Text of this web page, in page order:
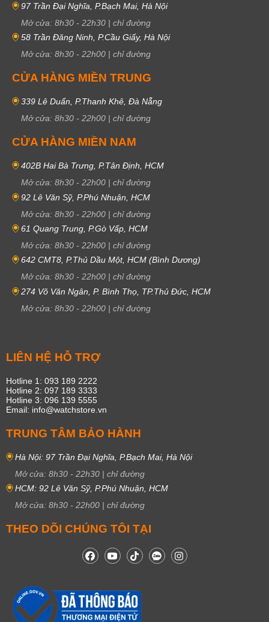
97 Trần Đại Nghĩa, P.Bạch Mai, Hà Nội
Mở cửa: 8h30 - 22h30 | chỉ đường
58 Trần Đăng Ninh, P.Cầu Giấy, Hà Nội
Mở cửa: 8h30 - 22h00 | chỉ đường
CỬA HÀNG MIỀN TRUNG
339 Lê Duẩn, P.Thanh Khê, Đà Nẵng
Mở cửa: 8h30 - 22h00 | chỉ đường
CỬA HÀNG MIỀN NAM
402B Hai Bà Trưng, P.Tân Định, HCM
Mở cửa: 8h30 - 22h00 | chỉ đường
92 Lê Văn Sỹ, P.Phú Nhuận, HCM
Mở cửa: 8h30 - 22h00 | chỉ đường
61 Quang Trung, P.Gò Vấp, HCM
Mở cửa: 8h30 - 22h00 | chỉ đường
642 CMT8, P.Thủ Dầu Một, HCM (Bình Dương)
Mở cửa: 8h30 - 22h00 | chỉ đường
274 Võ Văn Ngân, P. Bình Thọ, TP.Thủ Đức, HCM
Mở cửa: 8h30 - 22h00 | chỉ đường
LIÊN HỆ HỖ TRỢ
Hotline 1: 093 189 2222
Hotline 2: 097 189 3333
Hotline 3: 096 139 5555
Email: info@watchstore.vn
TRUNG TÂM BẢO HÀNH
Hà Nội: 97 Trần Đại Nghĩa, P.Bạch Mai, Hà Nội
Mở cửa: 8h30 - 22h30 | chỉ đường
HCM: 92 Lê Văn Sỹ, P.Phú Nhuận, HCM
Mở cửa: 8h30 - 22h00 | chỉ đường
THEO DÕI CHÚNG TÔI TẠI